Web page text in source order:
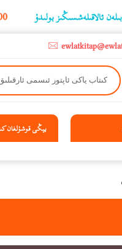
‫5000 لىرادىن يۇقىرى كىتاب سېتىۋالغۇچىلارغا تۈركىيە ئىچىگە ھەقسىز ئەۋەتىپ ېېرىلىدۇ بولىدۇ
يېڭى قوشۇلغان